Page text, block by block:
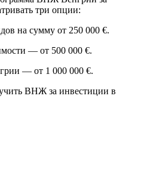
три опции:
на сумму от 250 000 €.
— от 500 000 €.
— от 1 000 000 €.
ВНЖ за инвестиции в